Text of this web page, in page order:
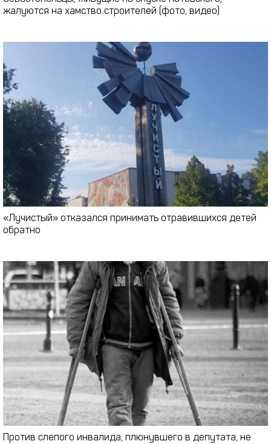
жалуются на хамство строителей (фото, видео)
«Лучистый» отказался принимать отравившихся детей
обратно
Против слепого инвалида, плюнувшего в депутата, не